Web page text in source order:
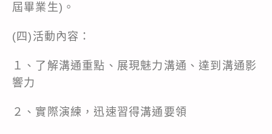
屆畢業生)。
(四)活動內容：
１、了解溝通重點、展現魅力溝通、達到溝通影
響力
２、實際演練，迅速習得溝通要領